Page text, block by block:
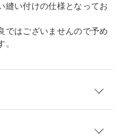
縫い付けの仕様となってお
ではございませんので予め